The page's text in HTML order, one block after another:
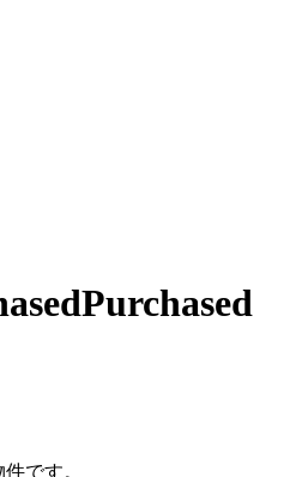
Purchased
です。